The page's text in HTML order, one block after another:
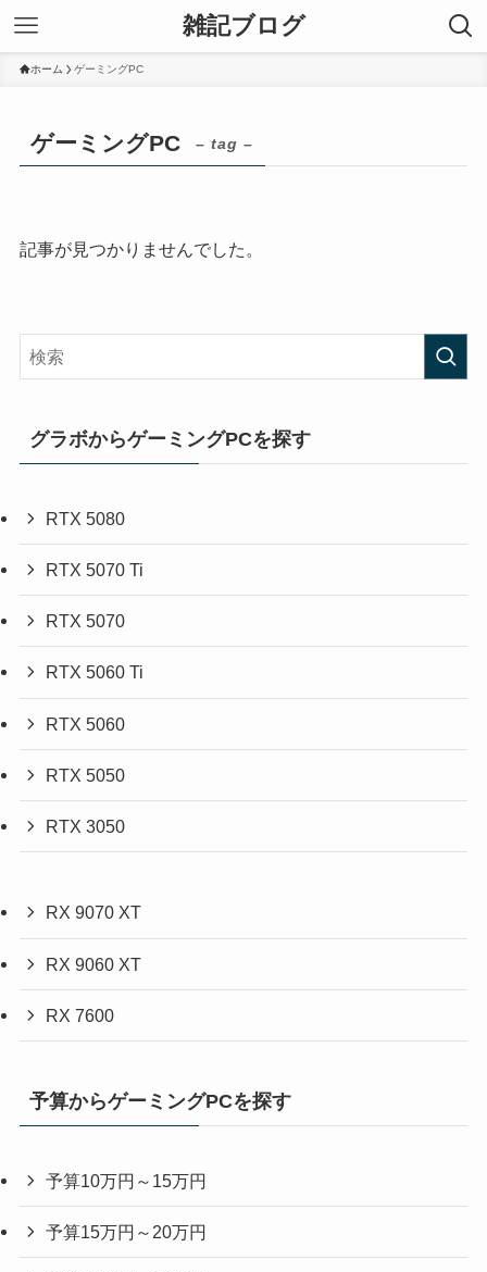
雑記ブログ
ホーム ゲーミングPC
ゲーミングPC – tag –
記事が見つかりませんでした。
グラボからゲーミングPCを探す
RTX 5080
RTX 5070 Ti
RTX 5070
RTX 5060 Ti
RTX 5060
RTX 5050
RTX 3050
RX 9070 XT
RX 9060 XT
RX 7600
予算からゲーミングPCを探す
予算10万円～15万円
予算15万円～20万円